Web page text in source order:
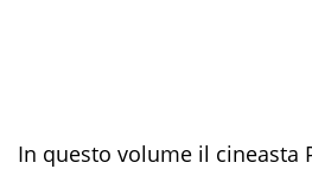
In questo volume il cineasta